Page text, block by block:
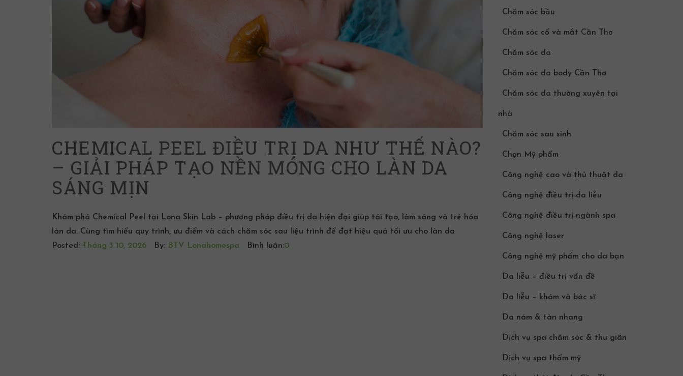
CHEMICAL PEEL ĐIỀU TRỊ DA NHƯ THẾ NÀO?
– GIẢI PHÁP TẠO NỀN MÓNG CHO LÀN DA
SÁNG MỊN
Khám phá Chemical Peel tại Lona Skin Lab – phương pháp điều trị da hiện đại giúp tái tạo, làm sáng và trẻ hóa
làn da. Cùng tìm hiểu quy trình, ưu điểm và cách chăm sóc sau liệu trình để đạt hiệu quả tối ưu cho làn da
Posted:
Tháng 3 10, 2026 By: BTV Lonahomespa Bình luận:0
Chăm sóc bầu
Chăm sóc cổ và mắt Cần Thơ
Chăm sóc da
Chăm sóc da body Cần Thơ
Chăm sóc da thường xuyên tại
nhà
Chăm sóc sau sinh
Chọn Mỹ phẩm
Công nghệ cao và thủ thuật da
Công nghệ điều trị da liễu
Công nghệ điều trị ngành spa
Công nghệ laser
Công nghệ mỹ phẩm cho da bạn
Da liễu – điều trị vấn đề
Da liễu – khám và bác sĩ
Da nám & tàn nhang
Dịch vụ spa chăm sóc & thư giãn
Dịch vụ spa thẩm mỹ